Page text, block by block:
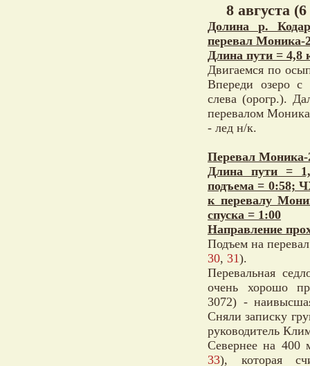
8 августа
Долина р.
перевал Моника-
Длина пути =
Двигаемся по
Впереди озеро с
слева (орогр.).
перевалом
- лед н/к.
Перевал Моника-
Длина пути =
подъема = 0:58;
к перевалу
спуска = 1:00
Направление
Подъем на
30, 31).
Перевальная
очень хорошо
3072) -
Сняли записку
руководитель
Севернее на 400
33), которая